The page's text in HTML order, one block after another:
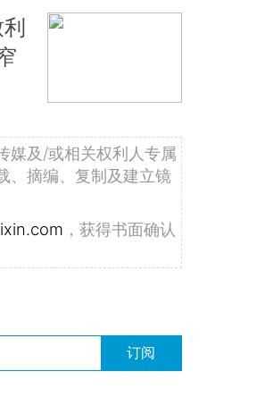
媒及/或相关权利人专属
、摘编、复制及建立镜
，获得书面确认
订阅